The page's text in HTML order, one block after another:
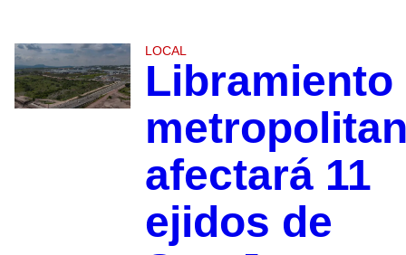
LOCAL
Libramiento
afectará 11
ejidos de